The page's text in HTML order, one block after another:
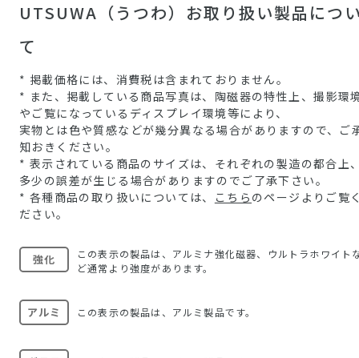
UTSUWA（うつわ）お取り扱い製品につ
て
* 掲載価格には、消費税は含まれておりません。
* また、掲載している商品写真は、陶磁器の特性上、撮影環
やご覧になっているディスプレイ環境等により、
実物とは色や質感などが幾分異なる場合がありますので、ご
知おきください。
* 表示されている商品のサイズは、それぞれの製造の都合上
多少の誤差が生じる場合がありますのでご了承下さい。
* 各種商品の取り扱いについては、
こちら のページよりご覧
ださい。
強化
この表示の製品は、アルミナ強化磁器、ウルトラホワイト
ど通常より強度があります。
アルミ この表示の製品は、アルミ製品です。